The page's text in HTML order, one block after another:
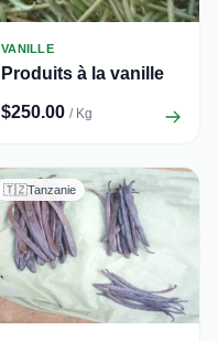
VANILLE
Produits à la vanille
$250.00 / Kg
🇹🇿Tanzanie